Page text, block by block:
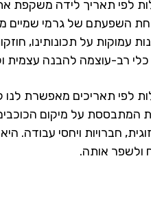
לפי תאריך לידה משקפת את
השפעתם של גרמי שמיים
עמוקות על תכונותינו,
כלי רב-עוצמה להבנה עצמית
לפי תאריכים מאפשרת לנו
המתבססת על מיקום
חברויות ויחסי עבודה.
ולשפר אותה.